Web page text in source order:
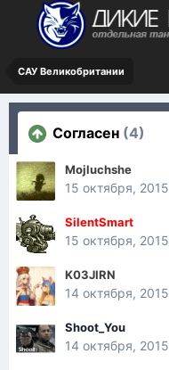
САУ Великобритании
Согласен (4)
Mojluchshe
15 октября, 2015
SilentSmart
15 октября, 2015
K03JIRN
14 октября, 2015
Shoot_You
14 октября, 2015